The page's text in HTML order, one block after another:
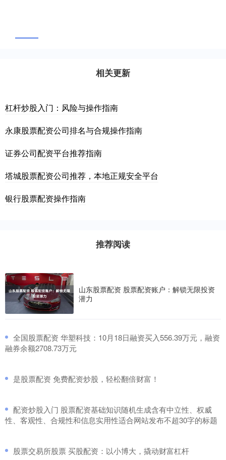
相关更新
杠杆炒股入门：风险与操作指南
永康股票配资公司排名与合规操作指南
证券公司配资平台推荐指南
塔城股票配资公司推荐，本地正规安全平台
银行股票配资操作指南
推荐阅读
山东股票配资 股票配资账户：解锁无限投资
潜力
​全国股票配资 华塑科技：10月18日融资买入556.39万元，融资
融券余额2708.73万元
​是股票配资 免费配资炒股，轻松翻倍财富！
​配资炒股入门 股票配资基础知识随机生成含有中立性、权威
性、客观性、合规性和信息实用性适合网站发布不超30字的标题
​股票交易所股票 买股配资：以小博大，撬动财富杠杆